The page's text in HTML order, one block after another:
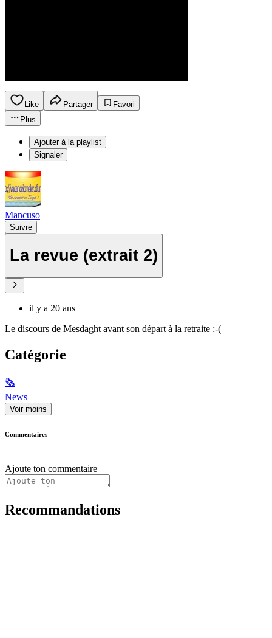
Like Partager
Favori
Plus
Ajouter à la playlist
Signaler
Mancuso
Suivre
La revue (extrait 2)
il y a 20 ans
Le discours de Mesdaght avant son départ à la retraite :-(
Catégorie
🗞
News
Voir moins
Commentaires
Ajoute ton commentaire
Recommandations